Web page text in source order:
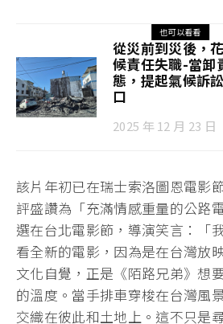
也可以看看
從災前到災後，
候責任失職-當卸
態，提起氣候訴
口
2025 年 12 月 23 日
該片年初已在瑞士索洛圖恩電影
評盛讚為「充滿情感重量的公路
選在台北電影節，導演笑言：「
看全新的電影，因為是在台灣放
文化自覺，正是《陌路兄弟》想
的溫度。當手排車穿梭在台灣風
交織在彼此和土地上。這不只是